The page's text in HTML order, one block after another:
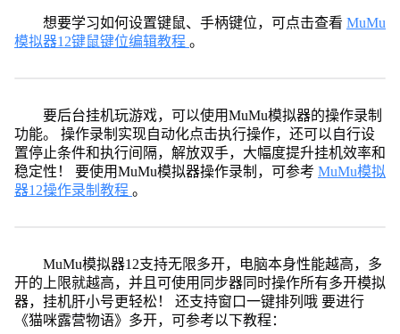
想要学习如何设置键鼠、手柄键位，可点击查看 MuMu
模拟器12键鼠键位编辑教程 。
要后台挂机玩游戏，可以使用MuMu模拟器的操作录制
功能。 操作录制实现自动化点击执行操作，还可以自行设
置停止条件和执行间隔，解放双手，大幅度提升挂机效率和
稳定性！ 要使用MuMu模拟器操作录制，可参考 MuMu模拟
器12操作录制教程 。
MuMu模拟器12支持无限多开，电脑本身性能越高，多
开的上限就越高，并且可使用同步器同时操作所有多开模拟
器，挂机肝小号更轻松！ 还支持窗口一键排列哦 要进行
《猫咪露营物语》多开，可参考以下教程：